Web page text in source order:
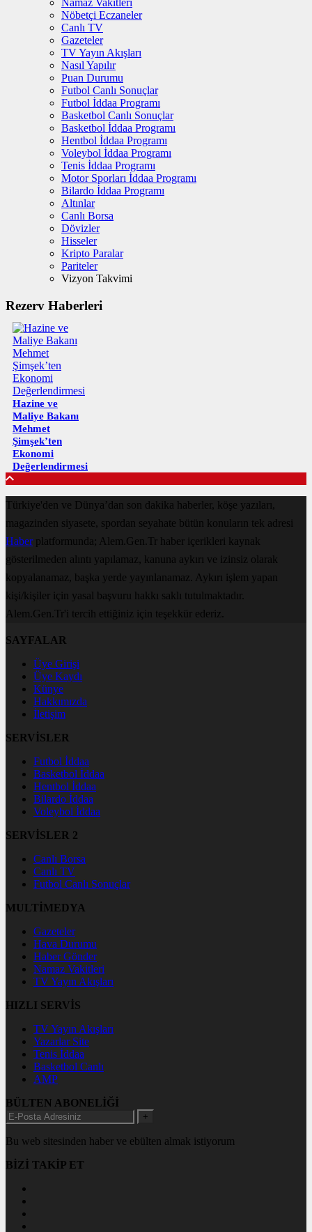
Namaz Vakitleri
Nöbetçi Eczaneler
Canlı TV
Gazeteler
TV Yayın Akışları
Nasıl Yapılır
Puan Durumu
Futbol Canlı Sonuçlar
Futbol İddaa Programı
Basketbol Canlı Sonuçlar
Basketbol İddaa Programı
Hentbol İddaa Programı
Voleybol İddaa Programı
Tenis İddaa Programı
Motor Sporları İddaa Programı
Bilardo İddaa Programı
Altınlar
Canlı Borsa
Dövizler
Hisseler
Kripto Paralar
Pariteler
Vizyon Takvimi
Rezerv Haberleri
Hazine ve
Maliye Bakanı
Mehmet
Şimşek’ten
Ekonomi
Değerlendirmesi
Türkiye'den ve Dünya’dan son dakika haberler, köşe yazıları,
magazinden siyasete, spordan seyahate bütün konuların tek adresi
Haberplatformunda; Alem.Gen.Tr haber içerikleri kaynak
gösterilmeden alıntı yapılamaz, kanuna aykırı ve izinsiz olarak
kopyalanamaz, başka yerde yayınlanamaz. Aykırı işlem yapan
kişi/kişiler için yasal başvuru hakkı saklı tutulmaktadır.
Alem.Gen.Tr'i tercih ettiğiniz için teşekkür ederiz.
SAYFALAR
Üye Girişi
Üye Kaydı
Künye
Hakkımızda
İletişim
SERVİSLER
Futbol İddaa
Basketbol İddaa
Hentbol İddaa
Bilardo İddaa
Voleybol İddaa
SERVİSLER 2
Canlı Borsa
Canlı TV
Futbol Canlı Sonuçlar
MULTİMEDYA
Gazeteler
Hava Durumu
Haber Gönder
Namaz Vakitleri
TV Yayın Akışları
HIZLI SERVİS
TV Yayın Akışları
Yazarlar Site
Tenis İddaa
Basketbol Canlı
AMP
BÜLTEN ABONELİĞİ
+
Bu web sitesinden haber ve ebülten almak istiyorum
BİZİ TAKİP ET